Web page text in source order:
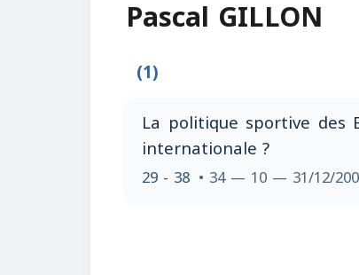
Pascal GILLON
(1)
La politique sportive
internationale ?
29 - 38 • 34 — 10 — 31/12/